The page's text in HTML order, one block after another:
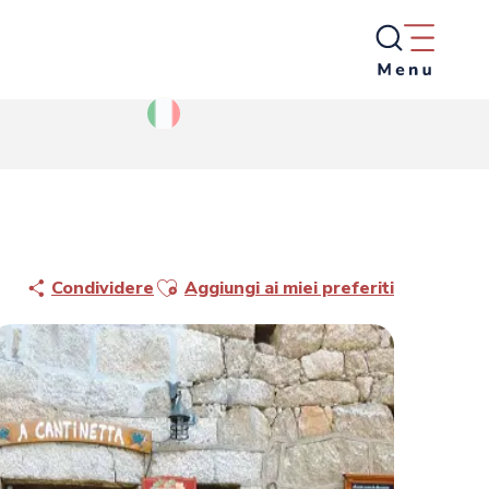
CondividereAjouter aux favoris
Aggiungi ai miei preferiti